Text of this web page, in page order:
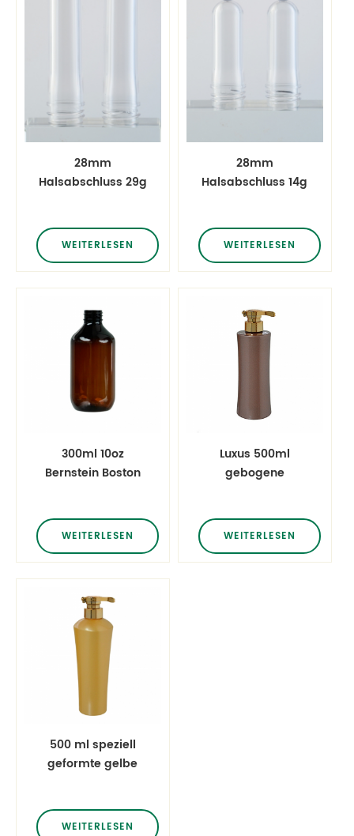
28mm
Halsabschluss 29g
WEITERLESEN
28mm
Halsabschluss 14g
WEITERLESEN
300ml 10oz
Bernstein Boston
WEITERLESEN
Luxus 500ml
gebogene
WEITERLESEN
500 ml speziell
geformte gelbe
WEITERLESEN